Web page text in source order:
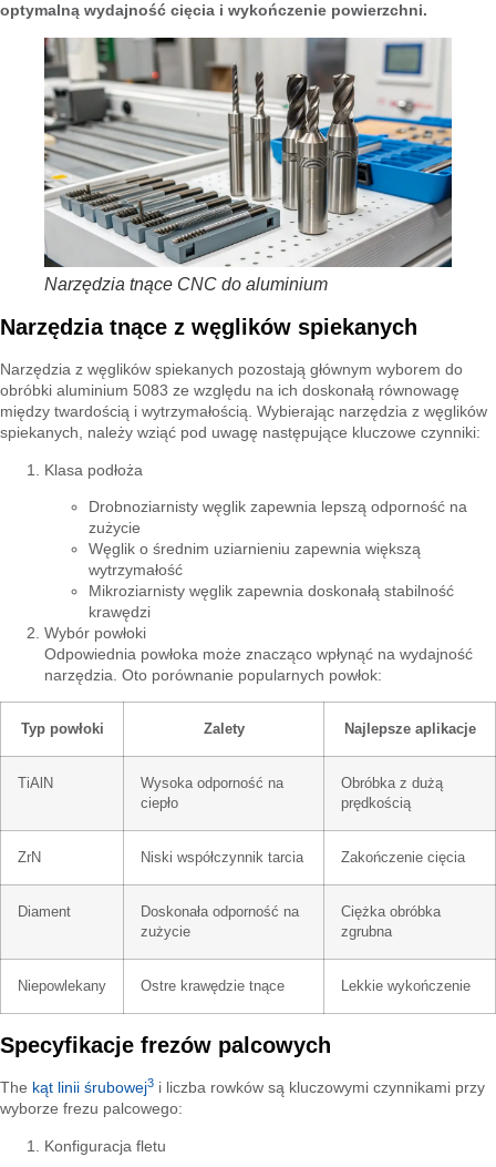
optymalną wydajność cięcia i wykończenie powierzchni.
Narzędzia tnące CNC do aluminium
Narzędzia tnące z węglików spiekanych
Narzędzia z węglików spiekanych pozostają głównym wyborem do
obróbki aluminium 5083 ze względu na ich doskonałą równowagę
między twardością i wytrzymałością. Wybierając narzędzia z węglików
spiekanych, należy wziąć pod uwagę następujące kluczowe czynniki:
Klasa podłoża
Drobnoziarnisty węglik zapewnia lepszą odporność na
zużycie
Węglik o średnim uziarnieniu zapewnia większą
wytrzymałość
Mikroziarnisty węglik zapewnia doskonałą stabilność
krawędzi
Wybór powłoki
Odpowiednia powłoka może znacząco wpłynąć na wydajność
narzędzia. Oto porównanie popularnych powłok:
Typ powłoki Zalety Najlepsze aplikacje
TiAlN
Wysoka odporność na
ciepło
Obróbka z dużą
prędkością
ZrN Niski współczynnik tarcia Zakończenie cięcia
Diament
Doskonała odporność na
zużycie
Ciężka obróbka
zgrubna
Niepowlekany Ostre krawędzie tnące Lekkie wykończenie
Specyfikacje frezów palcowych
The kąt linii śrubowej3 i liczba rowków są kluczowymi czynnikami przy
wyborze frezu palcowego:
Konfiguracja fletu